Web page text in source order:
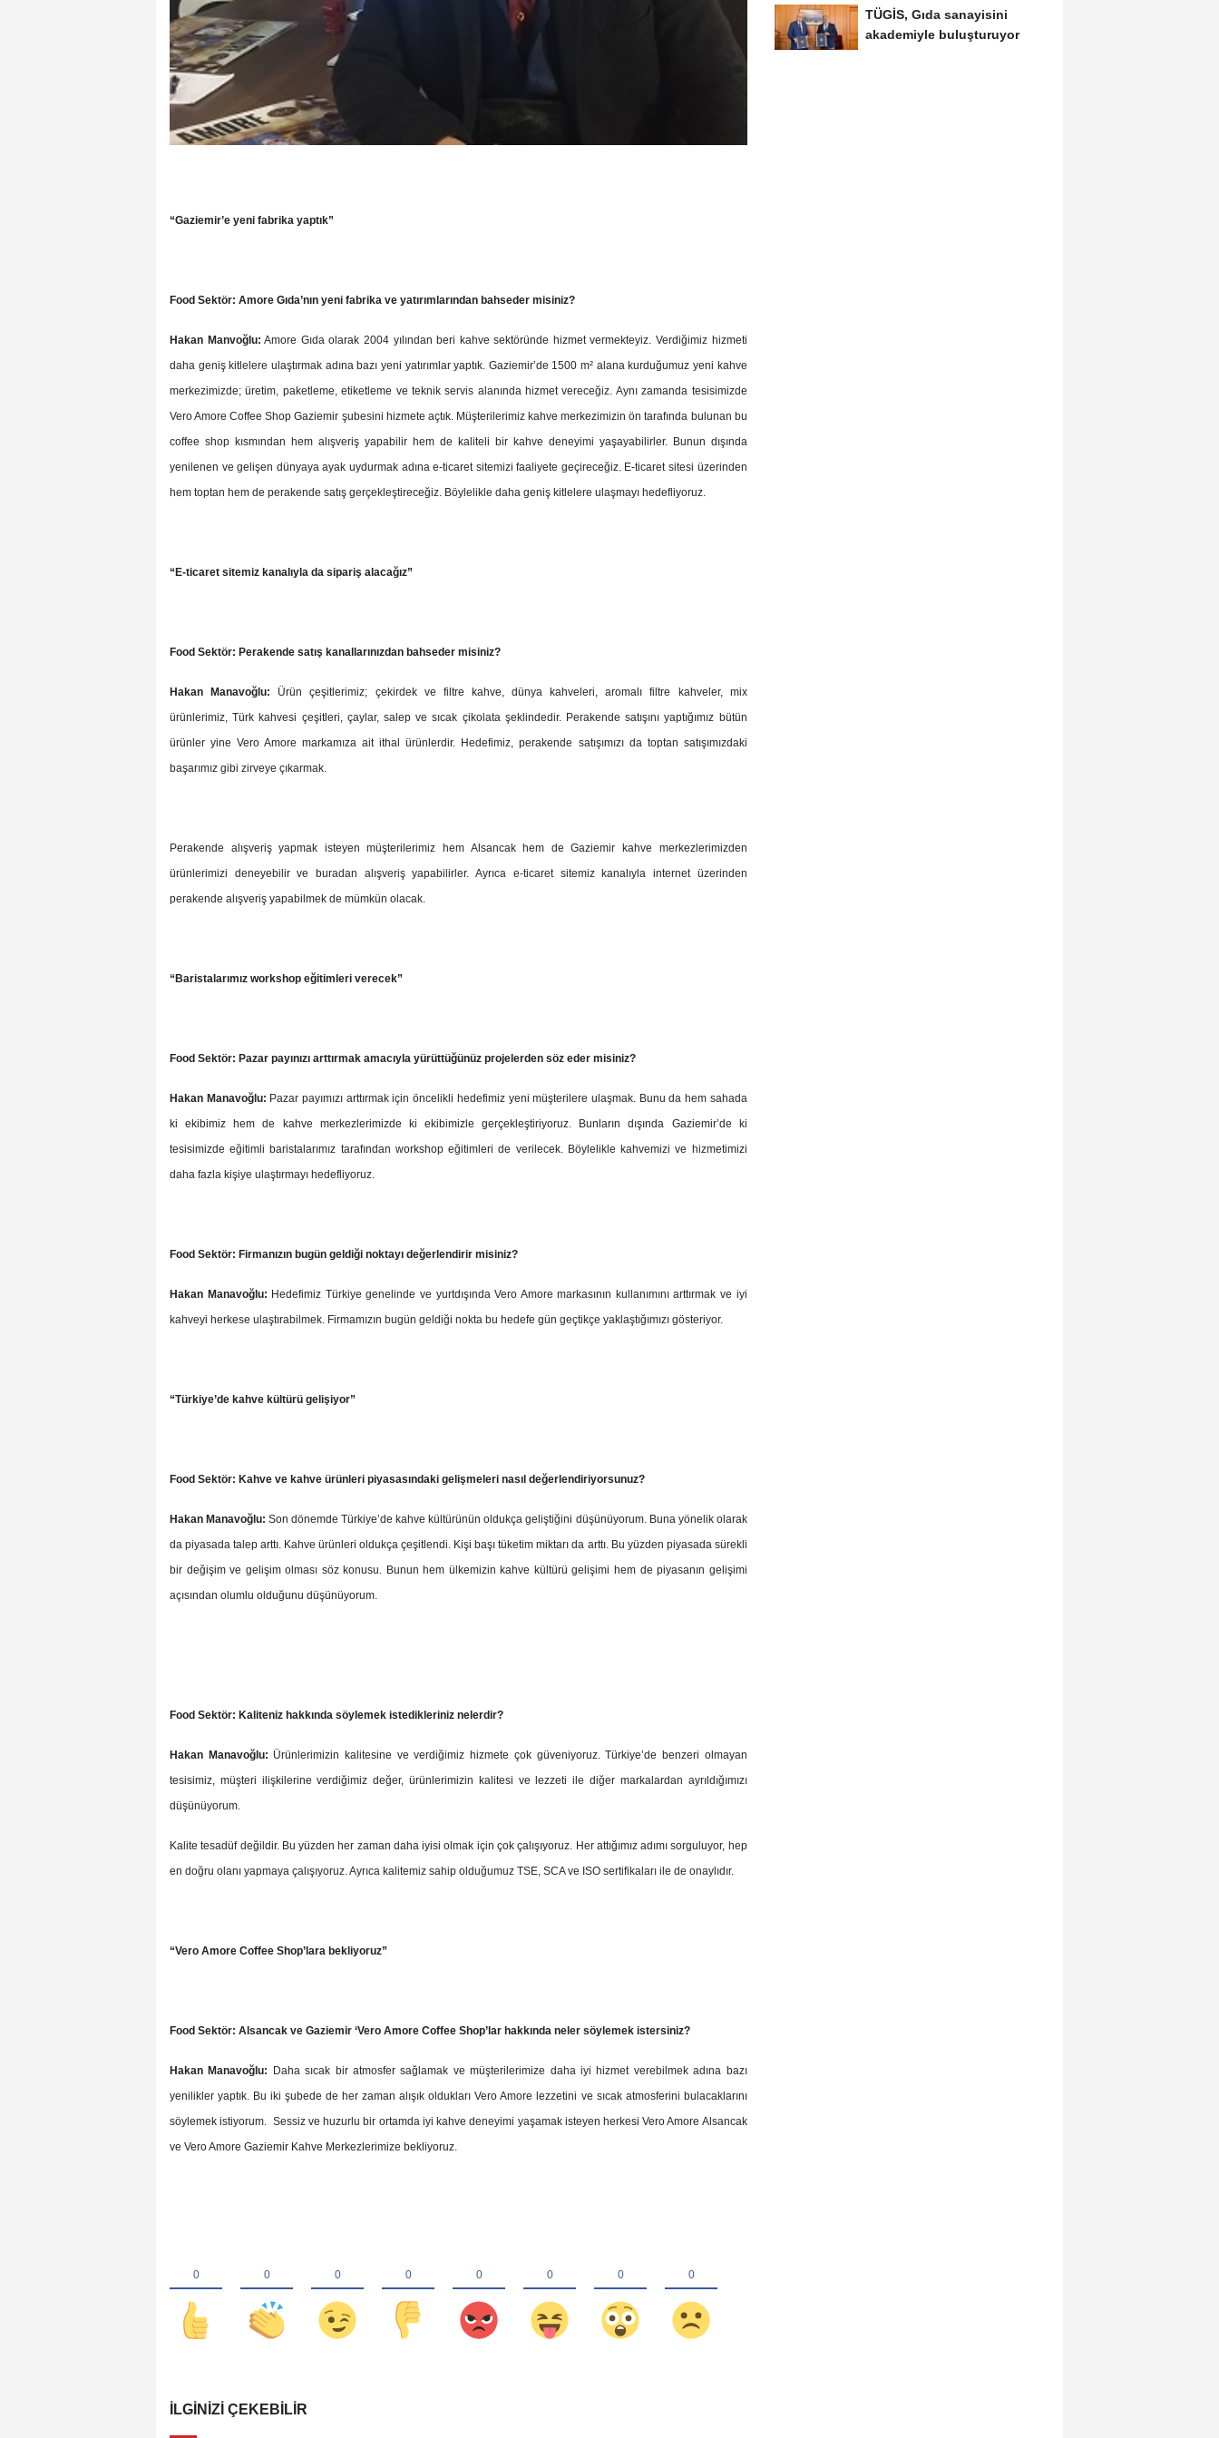
“Gaziemir’e yeni fabrika yaptık”
Food Sektör: Amore Gıda’nın yeni fabrika ve yatırımlarından bahseder misiniz?
Hakan Manvoğlu: Amore Gıda olarak 2004 yılından beri kahve sektöründe hizmet vermekteyiz. Verdiğimiz hizmeti
daha geniş kitlelere ulaştırmak adına bazı yeni yatırımlar yaptık. Gaziemir’de 1500 m² alana kurduğumuz yeni kahve
merkezimizde; üretim, paketleme, etiketleme ve teknik servis alanında hizmet vereceğiz. Aynı zamanda tesisimizde
Vero Amore Coffee Shop Gaziemir şubesini hizmete açtık. Müşterilerimiz kahve merkezimizin ön tarafında bulunan bu
coffee shop kısmından hem alışveriş yapabilir hem de kaliteli bir kahve deneyimi yaşayabilirler. Bunun dışında
yenilenen ve gelişen dünyaya ayak uydurmak adına e-ticaret sitemizi faaliyete geçireceğiz. E-ticaret sitesi üzerinden
hem toptan hem de perakende satış gerçekleştireceğiz. Böylelikle daha geniş kitlelere ulaşmayı hedefliyoruz.
“ E-ticaret sitemiz kanalıyla da sipariş alacağız”
Food Sektör: Perakende satış kanallarınızdan bahseder misiniz?
Hakan Manavoğlu: Ürün çeşitlerimiz; çekirdek ve filtre kahve, dünya kahveleri, aromalı filtre kahveler, mix
ürünlerimiz, Türk kahvesi çeşitleri, çaylar, salep ve sıcak çikolata şeklindedir. Perakende satışını yaptığımız bütün
ürünler yine Vero Amore markamıza ait ithal ürünlerdir. Hedefimiz, perakende satışımızı da toptan satışımızdaki
başarımız gibi zirveye çıkarmak.
Perakende alışveriş yapmak isteyen müşterilerimiz hem Alsancak hem de Gaziemir kahve merkezlerimizden
ürünlerimizi deneyebilir ve buradan alışveriş yapabilirler. Ayrıca e-ticaret sitemiz kanalıyla internet üzerinden
perakende alışveriş yapabilmek de mümkün olacak.
“Baristalarımız workshop eğitimleri verecek”
Food Sektör: Pazar payınızı arttırmak amacıyla yürüttüğünüz projelerden söz eder misiniz?
Hakan Manavoğlu: Pazar payımızı arttırmak için öncelikli hedefimiz yeni müşterilere ulaşmak. Bunu da hem sahada
ki ekibimiz hem de kahve merkezlerimizde ki ekibimizle gerçekleştiriyoruz. Bunların dışında Gaziemir’de ki
tesisimizde eğitimli baristalarımız tarafından workshop eğitimleri de verilecek. Böylelikle kahvemizi ve hizmetimizi
daha fazla kişiye ulaştırmayı hedefliyoruz.
Food Sektör: Firmanızın bugün geldiği noktayı değerlendirir misiniz?
Hakan Manavoğlu: Hedefimiz Türkiye genelinde ve yurtdışında Vero Amore markasının kullanımını arttırmak ve iyi
kahveyi herkese ulaştırabilmek. Firmamızın bugün geldiği nokta bu hedefe gün geçtikçe yaklaştığımızı gösteriyor.
“Türkiye’de kahve kültürü gelişiyor”
Food Sektör: Kahve ve kahve ürünleri piyasasındaki gelişmeleri nasıl değerlendiriyorsunuz?
Hakan Manavoğlu: Son dönemde Türkiye’de kahve kültürünün oldukça geliştiğini düşünüyorum. Buna yönelik olarak
da piyasada talep arttı. Kahve ürünleri oldukça çeşitlendi. Kişi başı tüketim miktarı da arttı. Bu yüzden piyasada sürekli
bir değişim ve gelişim olması söz konusu. Bunun hem ülkemizin kahve kültürü gelişimi hem de piyasanın gelişimi
açısından olumlu olduğunu düşünüyorum.
Food Sektör: Kaliteniz hakkında söylemek istedikleriniz nelerdir?
Hakan Manavoğlu: Ürünlerimizin kalitesine ve verdiğimiz hizmete çok güveniyoruz. Türkiye’de benzeri olmayan
tesisimiz, müşteri ilişkilerine verdiğimiz değer, ürünlerimizin kalitesi ve lezzeti ile diğer markalardan ayrıldığımızı
düşünüyorum.
Kalite tesadüf değildir. Bu yüzden her zaman daha iyisi olmak için çok çalışıyoruz. Her attığımız adımı sorguluyor, hep
en doğru olanı yapmaya çalışıyoruz. Ayrıca kalitemiz sahip olduğumuz TSE, SCA ve ISO sertifikaları ile de onaylıdır.
“Vero Amore Coffee Shop’lara bekliyoruz”
Food Sektör: Alsancak ve Gaziemir ‘Vero Amore Coffee Shop’lar hakkında neler söylemek istersiniz?
Hakan Manavoğlu:
Daha sıcak bir atmosfer sağlamak ve müşterilerimize daha iyi hizmet verebilmek adına bazı
yenilikler yaptık. Bu iki şubede de her zaman alışık oldukları Vero Amore lezzetini ve sıcak atmosferini bulacaklarını
söylemek istiyorum. Sessiz ve huzurlu bir ortamda iyi kahve deneyimi yaşamak isteyen herkesi Vero Amore Alsancak
ve Vero Amore Gaziemir Kahve Merkezlerimize bekliyoruz.
İLGINIZI ÇEKEBILIR
TÜGİS, Gıda sanayisini
akademiyle buluşturuyor